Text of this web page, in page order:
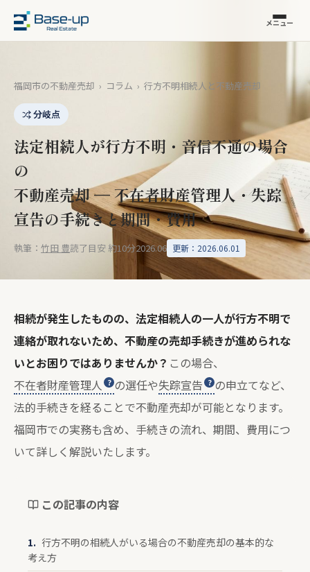
メニュー
福岡市の不動産売却 › コラム › 行方不明相続人と不動産売却
分岐点
法定相続人が行方不明・音信不通の場合
の
不動産売却 — 不在者財産管理人・失踪
宣告の手続きと期間・費用
執筆： 竹田 豊読了目安 約10分2026.06 更新：2026.06.01
相続が発生したものの、法定相続人の一人が行方不明で
連絡が取れないため、不動産の売却手続きが進められな
いとお困りではありませんか？ この場合、
不在者財産管理人
の選任や失踪宣告
の申立てなど、
法的手続きを経ることで不動産売却が可能となります。
福岡市での実務も含め、手続きの流れ、期間、費用につ
いて詳しく解説いたします。
この記事の内容
行方不明の相続人がいる場合の不動産売却の基本的な
考え方